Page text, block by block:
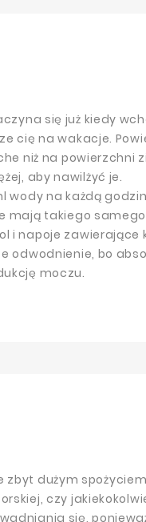
się już kiedy
cię na wakacje.
niż na powierzchni
aby nawilżyć je.
wody na każdą
mają takiego
i napoje zawierające
odwodnienie, bo
moczu.
zbyt dużym spożyciem
czy
się,